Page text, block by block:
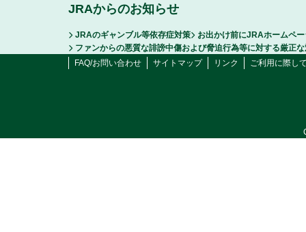
JRAからのお知らせ
JRAのギャンブル等依存症対策
お出かけ前にJRAホームペ
ファンからの悪質な誹謗中傷および脅迫行為等に対する厳正
FAQ/お問い合わせ
サイトマップ リンク ご利用に際し